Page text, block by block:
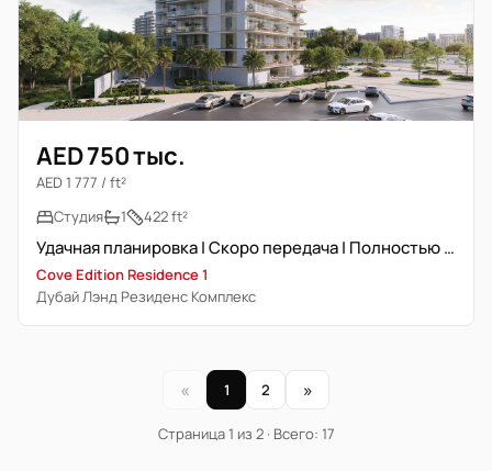
AED 750 тыс.
AED 1 777 / ft²
Студия
1 422 ft²
Удачная планировка | Скоро передача | Полностью меблирована
Cove Edition Residence 1
Дубай Лэнд Резиденс Комплекс
« 1 2 »
Страница 1 из 2 · Всего: 17